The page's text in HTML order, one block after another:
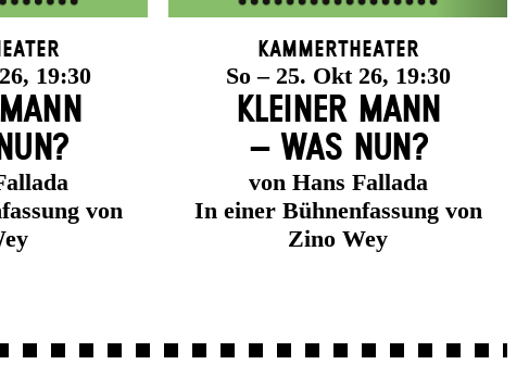
19:30
von
Kammertheater
So – 25. Okt 26, 19:30
KLEINER MANN
– WAS NUN?
von Hans Fallada
In einer Bühnenfassung von
Zino Wey